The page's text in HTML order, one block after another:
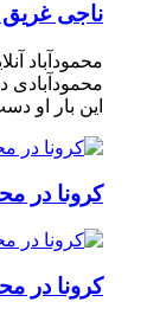
ناجی غریق
محمودآباد
این بار او
کرونا در
کرونا در